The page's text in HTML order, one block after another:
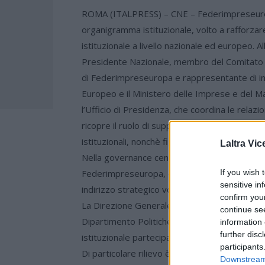
Laltra
If you wish
sensitive
confirm
continue
information
further
ROMA (ITALPRESS) – CNE –
organigramma istituzionale, volto a
istituzionale a livello nazionale ed europeo.
Presidente Nazionale, membro del
di Federimpreseuropa e rappresentante di
Europeo e il Ministero delle Imprese e del
l’Ufficio di Presidenza, che coordina le
ricopre il ruolo di supporto alle relazioni
istituzionali, nonchè figura di riferimento
Nella governance centrale anche Tommaso
Federimpreseuropa, oltre a Coordinatore
indirizzo strategico volte allo sviluppo delle
La Direzione Generale è affidata a
Dipartimento Politiche Agricole, Ambiente
istituzionale partecipando a tavoli di
Di particolare rilievo è la figura di Fabio